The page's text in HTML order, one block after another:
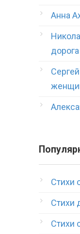
Анна
дорога
Стихи
Стихи
Стихи